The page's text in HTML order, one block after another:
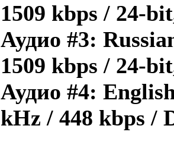
1509 kbps / 24-
Аудио #3:
1509 kbps / 24-
Аудио #4:
kHz / 448 kbps /